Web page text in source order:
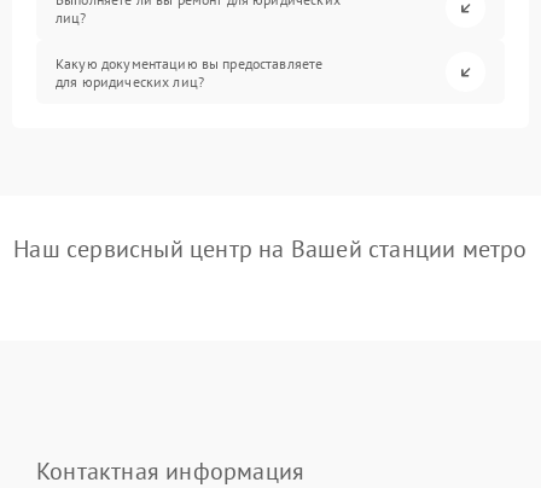
лиц?
Какую документацию вы предоставляете
для юридических лиц?
Наш сервисный центр на Вашей станции метро
Контактная информация